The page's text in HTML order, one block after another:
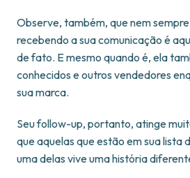
Observe, também, que nem
recebendo a sua comunicação é
de fato. E mesmo quando é, ela
conhecidos e outros vendedores
sua marca.
Seu follow-up, portanto, atinge
que aquelas que estão em sua lista
uma delas vive uma história